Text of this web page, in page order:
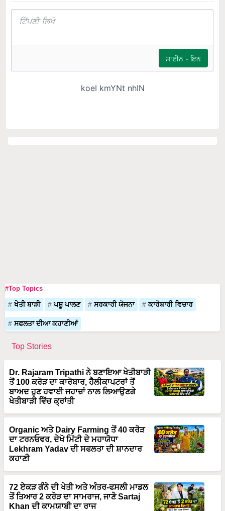
#Top Topics
ਖੇਤੀ ਬਾੜੀ ਪਸ਼ੂ ਪਾਲਣ ਸਰਕਾਰੀ ਯੋਜਨਾ ਕਾਰੋਬਾਰੀ ਵਿਚਾਰ
ਸਫਲਤਾ ਦੀਆ ਕਹਾਣੀਆਂ
Top Stories
Dr. Rajaram Tripathi ਨੇ ਬਣਾਇਆ ਖੇਤੀਬਾੜੀ
ਤੋਂ 100 ਕਰੋੜ ਦਾ ਕਾਰੋਬਾਰ, ਹੈਲੀਕਾਪਟਰਾਂ ਤੋਂ
ਬਾਅਦ ਹੁਣ ਹਵਾਈ ਜਹਾਜ਼ਾਂ ਨਾਲ ਲਿਆਉਣਗੇ
ਖੇਤੀਬਾੜੀ ਵਿੱਚ ਕ੍ਰਾਂਤੀ
Organic ਅਤੇ Dairy Farming ਤੋਂ 40 ਕਰੋੜ
ਦਾ ਟਰਨਓਵਰ, ਦੇਖੋ ਮਿੱਟੀ ਦੇ ਮਹਾਯੋਧਾ
Lekhram Yadav ਦੀ ਸਫਲਤਾ ਦੀ ਸ਼ਾਨਦਾਰ
ਕਹਾਣੀ
72 ਏਕੜ ਗੰਨੇ ਦੀ ਖੇਤੀ ਅਤੇ ਅੰਤਰ-ਫਸਲੀ ਮਾਡਲ
ਤੋਂ ਤਿਆਰ 2 ਕਰੋੜ ਦਾ ਸਾਮਰਾਜ, ਜਾਣੋ Sartaj
Khan ਦੀ ਕਾਮਯਾਬੀ ਦਾ ਰਾਜ